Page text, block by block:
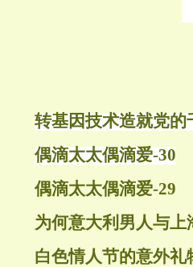
转基因技术造就党的
偶滴太太偶滴爱-30
偶滴太太偶滴爱-29
为何意大利男人与上
白色情人节的意外礼